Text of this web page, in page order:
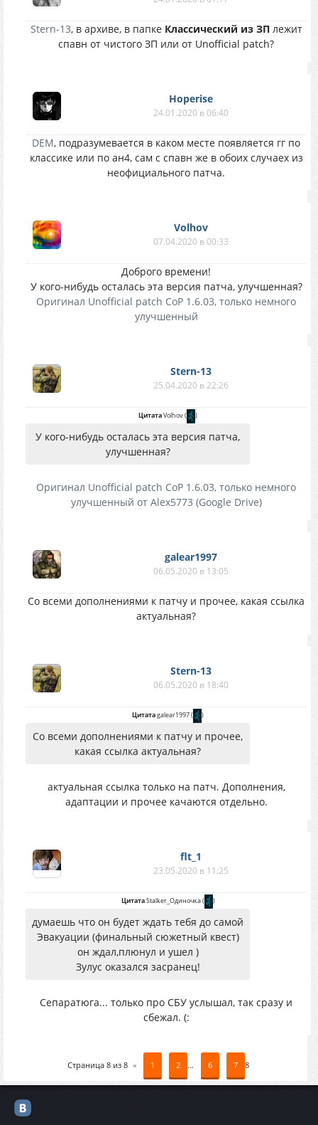
Stern-13, в архиве, в папке Классический из ЗПлежит
спавн от чистого ЗП или от Unofficial patch?
Hoperise
24.01.2020 в 06:40
DEM, подразумевается в каком месте появляется гг по
классике или по ан4, сам с спавн же в обоих случаех из
неофициального патча.
Volhov
07.04.2020 в 00:33
Доброго времени!
У кого-нибудь осталась эта версия патча, улучшенная?
Оригинал Unofficial patch CoP 1.6.03, только немного
улучшенный
Stern-13
25.04.2020 в 22:26
ЦитатаVolhov( )
У кого-нибудь осталась эта версия патча,
улучшенная?
Оригинал Unofficial patch CoP 1.6.03, только немного
улучшенный от Alex5773 (Google Drive)
galear1997
06.05.2020 в 13:05
Со всеми дополнениями к патчу и прочее, какая ссылка
актуальная?
Stern-13
06.05.2020 в 18:40
Цитатаgalear1997( )
Со всеми дополнениями к патчу и прочее,
какая ссылка актуальная?
актуальная ссылка только на патч. Дополнения,
адаптации и прочее качаются отдельно.
flt_1
23.05.2020 в 11:25
ЦитатаStalker_Одиночка( )
думаешь что он будет ждать тебя до самой
Эвакуации (финальный сюжетный квест)
он ждал,плюнул и ушел )
Зулус оказался засранец!
Сепаратюга... только про СБУ услышал, так сразу и
сбежал. (:
Страница 8из 8 « 1 2 … 6 7 8